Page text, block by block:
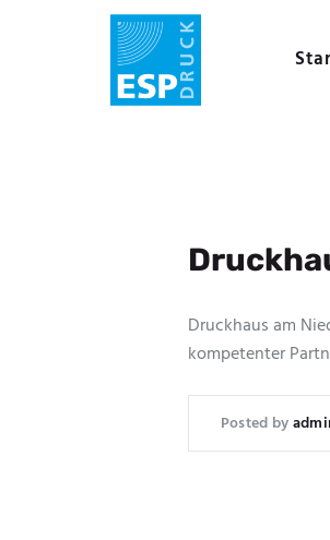
Druckhaus am
kompetenter
Posted by